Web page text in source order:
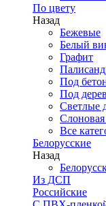
По цвету
Назад
Бежевые
Белый
Графит
Под
Под
Светлые
Слоновая
Все
Белорусские
Назад
Из ДСП
Российские